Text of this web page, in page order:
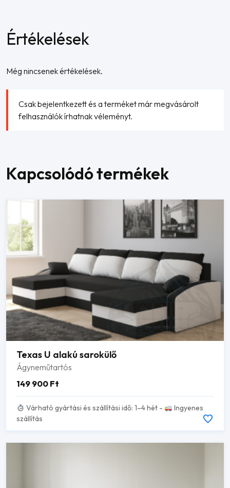
Értékelések
Még nincsenek értékelések.
Csak bejelentkezett és a terméket már megvásárolt
felhasználók írhatnak véleményt.
Kapcsolódó termékek
Texas U alakú sarokülő
Ágyneműtartós
149 900 Ft
Várható gyártási és szállítási idő: 1–4 hét -
Ingyenes
szállítás